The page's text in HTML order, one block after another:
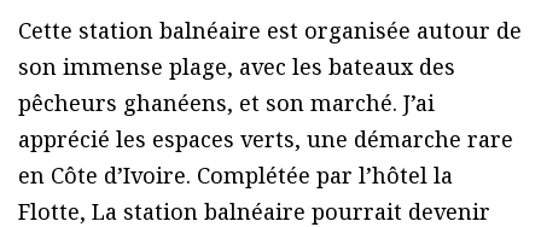
Cette station balnéaire est organisée autour de
son immense plage, avec les bateaux des
pêcheurs ghanéens, et son marché. J’ai
apprécié les espaces verts, une démarche rare
en Côte d’Ivoire. Complétée par l’hôtel la
Flotte, La station balnéaire pourrait devenir